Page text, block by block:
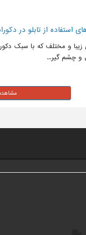
استفاده از تابلو در
زیبا و مختلف که با سبک
و چشم گیر...